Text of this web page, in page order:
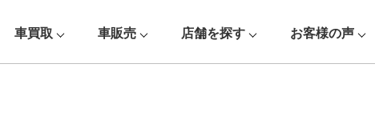
車買取 車販売 店舗を探す お客様の声